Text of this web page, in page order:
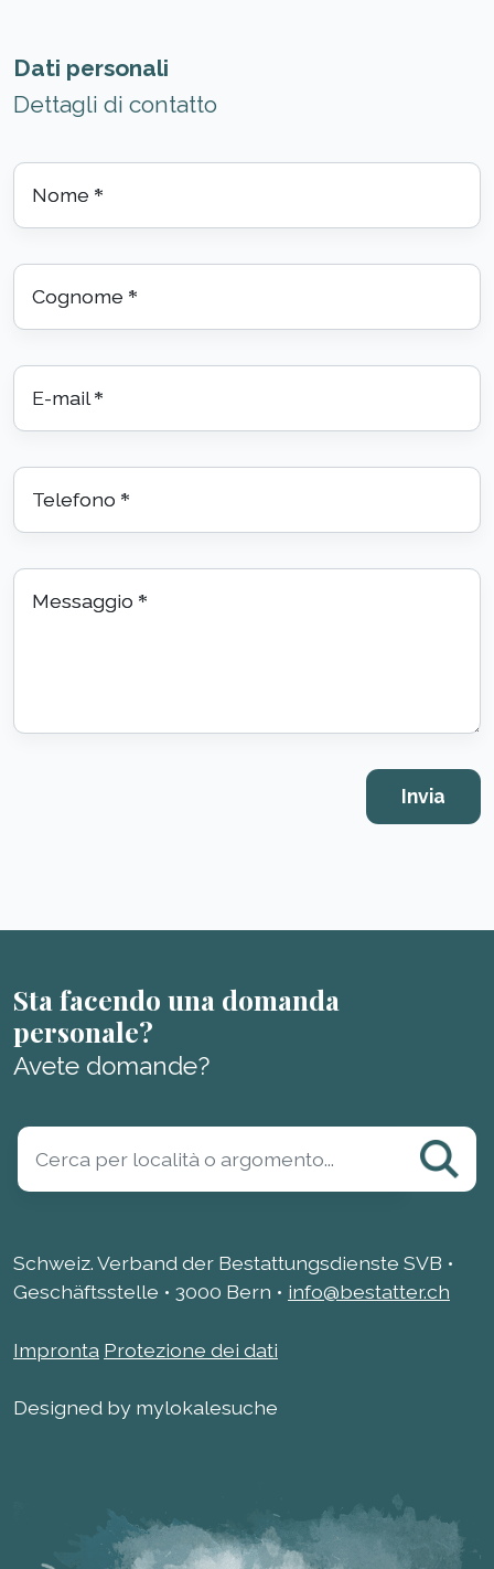
Dati personali
Dettagli di contatto
Nome *
Cognome *
E-mail *
Telefono *
Messaggio *
Sta facendo una domanda
personale?
Avete domande?
Schweiz. Verband der Bestattungsdienste SVB •
Geschäftsstelle • 3000 Bern • info@bestatter.ch
Impronta Protezione dei dati
Designed by mylokalesuche